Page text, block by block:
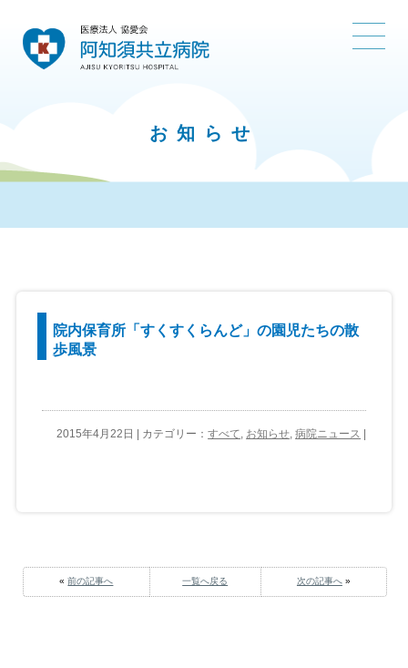
お知らせ
院内保育所「すくすくらんど」の園児たちの散
歩風景
2015年4月22日 | カテゴリー：すべて, お知らせ,病院ニュース
«前の記事へ 一覧へ戻る 次の記事へ»